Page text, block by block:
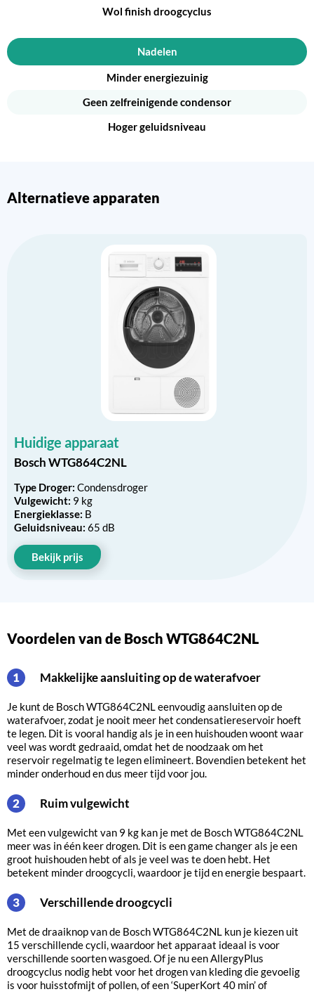
Wol finish droogcyclus
Nadelen
Minder energiezuinig
Geen zelfreinigende condensor
Hoger geluidsniveau
Alternatieve apparaten
Huidige apparaat
Bosch WTG864C2NL
Type Droger: Condensdroger
Vulgewicht: 9 kg
Energieklasse: B
Geluidsniveau: 65 dB
Bekijk prijs
Voordelen van de Bosch WTG864C2NL
1 Makkelijke aansluiting op de waterafvoer
Je kunt de Bosch WTG864C2NL eenvoudig aansluiten op de
waterafvoer, zodat je nooit meer het condensatiereservoir hoeft
te legen. Dit is vooral handig als je in een huishouden woont waar
veel was wordt gedraaid, omdat het de noodzaak om het
reservoir regelmatig te legen elimineert. Bovendien betekent het
minder onderhoud en dus meer tijd voor jou.
2 Ruim vulgewicht
Met een vulgewicht van 9 kg kan je met de Bosch WTG864C2NL
meer was in één keer drogen. Dit is een game changer als je een
groot huishouden hebt of als je veel was te doen hebt. Het
betekent minder droogcycli, waardoor je tijd en energie bespaart.
3 Verschillende droogcycli
Met de draaiknop van de Bosch WTG864C2NL kun je kiezen uit
15 verschillende cycli, waardoor het apparaat ideaal is voor
verschillende soorten wasgoed. Of je nu een AllergyPlus
droogcyclus nodig hebt voor het drogen van kleding die gevoelig
is voor huisstofmijt of pollen, of een ‘SuperKort 40 min’ of